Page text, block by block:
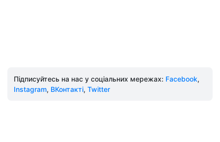
Підписуйтесь на нас у соціальних мережах: Facebook,
Instagram, ВКонтакті, Twitter